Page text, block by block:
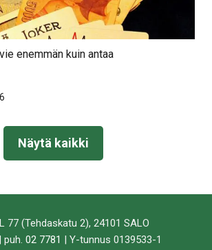
enemmän kuin antaa
Näytä kaikki
77 (Tehdaskatu 2), 24101 SALO
| puh. 02 7781 | Y-tunnus 0139533-1